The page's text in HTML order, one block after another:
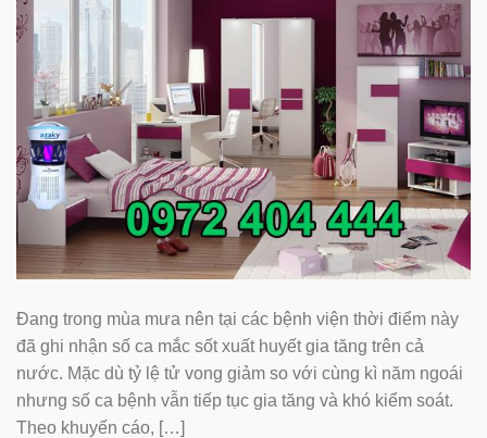
Đang trong mùa mưa nên tại các bệnh viện thời điểm này
đã ghi nhận số ca mắc sốt xuất huyết gia tăng trên cả
nước. Mặc dù tỷ lệ tử vong giảm so với cùng kì năm ngoái
nhưng số ca bệnh vẫn tiếp tục gia tăng và khó kiểm soát.
Theo khuyến cáo, […]